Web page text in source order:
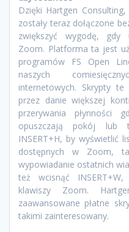
Dzięki Hartgen
zostały teraz dołączone
zwiększyć wygodę, gdy
Zoom. Platforma ta jest
programów FS Open
naszych
internetowych. Skrypty
przez danie większej
przerywania płynności
opuszczają pokój lub
INSERT+H, by wyświetlić
dostępnych w Zoom,
wypowiadanie ostatnich
też wcisnąć
klawiszy Zoom.
zaawansowane płatne
takimi zainteresowany.